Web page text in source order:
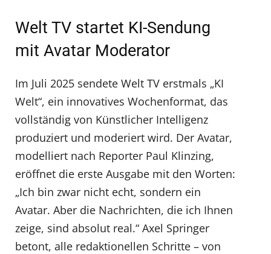
Welt TV startet KI-Sendung
mit Avatar Moderator
Im Juli 2025 sendete Welt TV erstmals „KI
Welt“, ein innovatives Wochenformat, das
vollständig von Künstlicher Intelligenz
produziert und moderiert wird. Der Avatar,
modelliert nach Reporter Paul Klinzing,
eröffnet die erste Ausgabe mit den Worten:
„Ich bin zwar nicht echt, sondern ein
Avatar. Aber die Nachrichten, die ich Ihnen
zeige, sind absolut real.“ Axel Springer
betont, alle redaktionellen Schritte – von